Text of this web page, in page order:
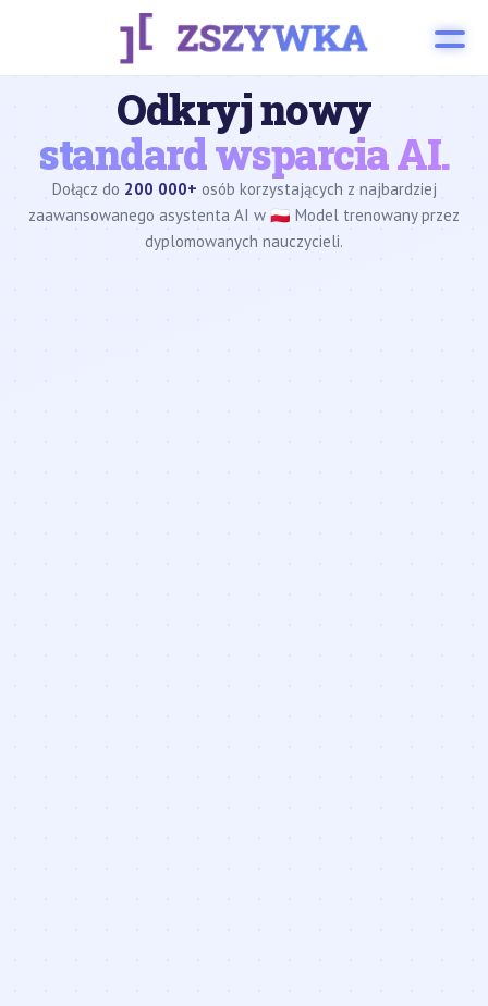
Odkryj nowy
standard wsparcia AI.
Dołącz do 200 000+ osób korzystających z najbardziej
zaawansowanego asystenta AI w 🇵🇱 Model trenowany przez
dyplomowanych nauczycieli.